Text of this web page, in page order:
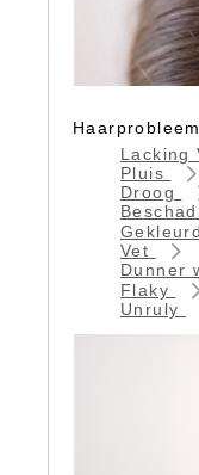
Haarprobleem
Lacking
Pluis
Droog
Gekleurd
Vet
Dunner
Flaky
Unruly